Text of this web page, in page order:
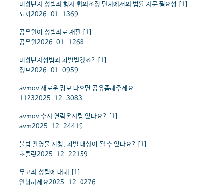
미성년자 성범죄 형사 합의조정 단계에서의 법률 자문 필요성 [1 ]
뇨끼 2026-01-1369
공무원이 성범죄로 재판 [1 ]
공무원2026-01-1268
미성년자성범죄 처벌받겠죠? [1 ]
정보2026-01-0959
avmov 새로운 정보 나오면 공유좀해주세요
11232025-12-3083
avmov 수사 연락온사람 있나요? [1 ]
avm2025-12-24419
불법 촬영물 시청, 처벌 대상이 될 수 있나요? [1 ]
초콜릿2025-12-22159
무고죄 성립에 대해 [1 ]
안녕하세요2025-12-0276